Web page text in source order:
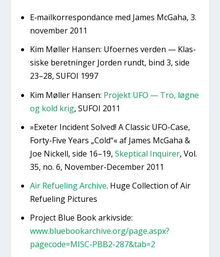
E‑mailkorrespondance med James McGaha, 3.
novem­ber 2011
Kim Møl­ler Han­sen: Ufo­er­nes ver­den — Klas­
si­ske beret­nin­ger Jor­den rundt, bind 3, side
23–28, SUFOI 1997
Kim Møl­ler Han­sen: Pro­jekt UFO — Tro, løg­ne
og kold krig, SUFOI 2011
»Exe­ter Inci­dent Sol­ved! A Clas­sic UFO-Case,
For­ty-Five Years „Cold“« af James McGaha &
Joe Nick­ell, side 16–19, Skep­ti­cal Inqui­rer, Vol.
35, no. 6, Novem­ber-Decem­ber 2011
Air Refu­e­ling Archi­ve. Huge Col­lection of Air
Refu­e­ling Pic­tu­res
Pro­ject Blue Book arkivsi­de:
www.bluebookarchive.org/page.aspx?
pagecode=MISC-PBB2-287&tab=2